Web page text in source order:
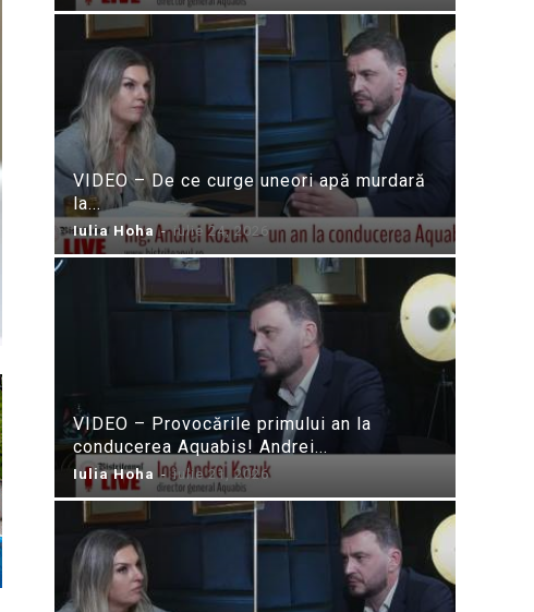
VIDEO – De ce curge uneori apă murdară
la...
Iulia Hoha - iulie 24, 2026
VIDEO – Provocările primului an la
conducerea Aquabis! Andrei...
Iulia Hoha - iulie 21, 2026